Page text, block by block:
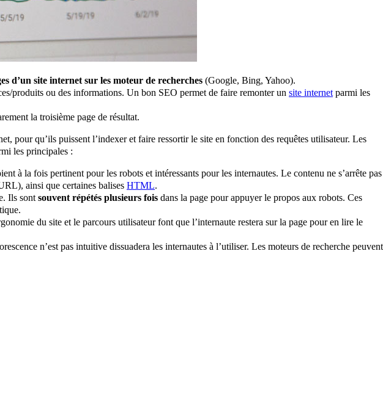
d’un site internet sur les moteur de recherches (Google, Bing, Yahoo).
produits ou des informations. Un bon SEO permet de faire remonter un site internet parmi les
la troisième page de résultat.
pour qu’ils puissent l’indexer et faire ressortir le site en fonction des requêtes utilisateur. Les
les principales :
à la fois pertinent pour les robots et intéressants pour les internautes. Le contenu ne s’arrête pas
ainsi que certaines balises HTML.
Ils sont souvent répétés plusieurs fois dans la page pour appuyer le propos aux robots. Ces
du site et le parcours utilisateur font que l’internaute restera sur la page pour en lire le
n’est pas intuitive dissuadera les internautes à l’utiliser. Les moteurs de recherche peuvent